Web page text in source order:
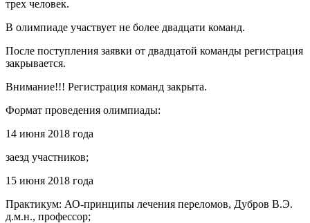
трех человек.
В олимпиаде участвует не более двадцати команд.
После поступления заявки от двадцатой команды регистрация
закрывается.
Внимание!!! Регистрация команд закрыта.
Формат проведения олимпиады:
14 июня 2018 года
заезд участников;
15 июня 2018 года
Практикум: АО-принципы лечения переломов, Дубров В.Э.
д.м.н., профессор;